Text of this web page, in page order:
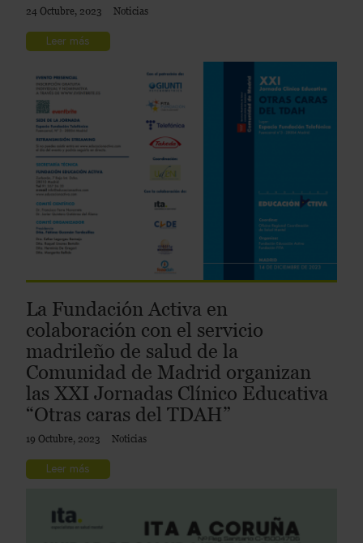
24 Octubre, 2023 Noticias
Leer más
La Fundación Activa en
colaboración con el servicio
madrileño de salud de la
Comunidad de Madrid organizan
las XXI Jornadas Clínico Educativa
“Otras caras del TDAH”
19 Octubre, 2023 Noticias
Leer más